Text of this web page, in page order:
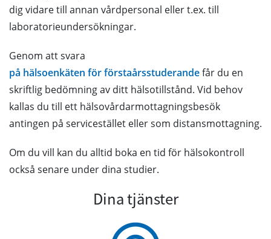
dig vidare till annan vårdpersonal eller t.ex. till
laboratorieundersökningar.
Genom att svara
på hälsoenkäten för förstaårsstuderandefår du en
skriftlig bedömning av ditt hälsotillstånd. Vid behov
kallas du till ett hälsovårdarmottagningsbesök
antingen på servicestället eller som distansmottagning.
Om du vill kan du alltid boka en tid för hälsokontroll
också senare under dina studier.
Dina tjänster